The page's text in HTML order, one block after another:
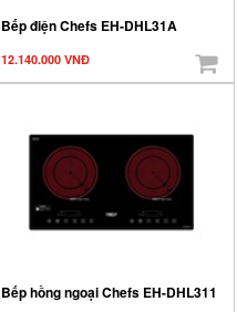
Bếp điện Chefs EH-DHL31A
12.140.000 VNĐ
Bếp hồng ngoại Chefs EH-DHL311